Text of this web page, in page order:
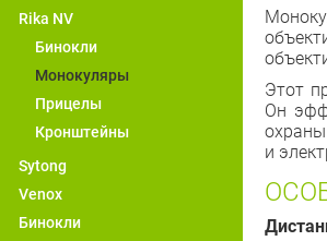
Этот
Он
и
Rika NV
Бинокли
Монокуляры
Прицелы
Кронштейны
Sytong
Venox
Бинокли